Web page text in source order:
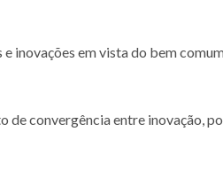
inovações em vista do bem
de convergência entre inovação,